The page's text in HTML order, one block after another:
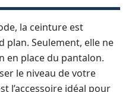
la ceinture est
plan. Seulement, elle ne
en place du pantalon.
le niveau de votre
l’accessoire idéal pour